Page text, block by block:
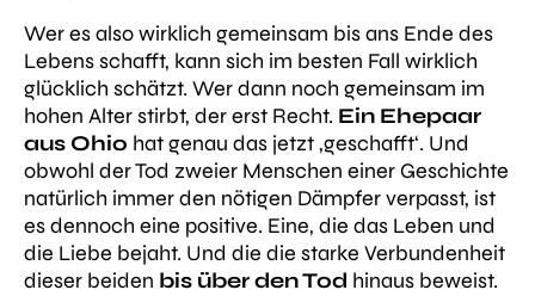
Wer es also wirklich gemeinsam bis ans Ende des
Lebens schafft, kann sich im besten Fall wirklich
glücklich schätzt. Wer dann noch gemeinsam im
hohen Alter stirbt, der erst Recht. Ein Ehepaar
aus Ohio hat genau das jetzt ‚geschafft‘. Und
obwohl der Tod zweier Menschen einer Geschichte
natürlich immer den nötigen Dämpfer verpasst, ist
es dennoch eine positive. Eine, die das Leben und
die Liebe bejaht. Und die die starke Verbundenheit
dieser beiden bis über den Tod hinaus beweist.